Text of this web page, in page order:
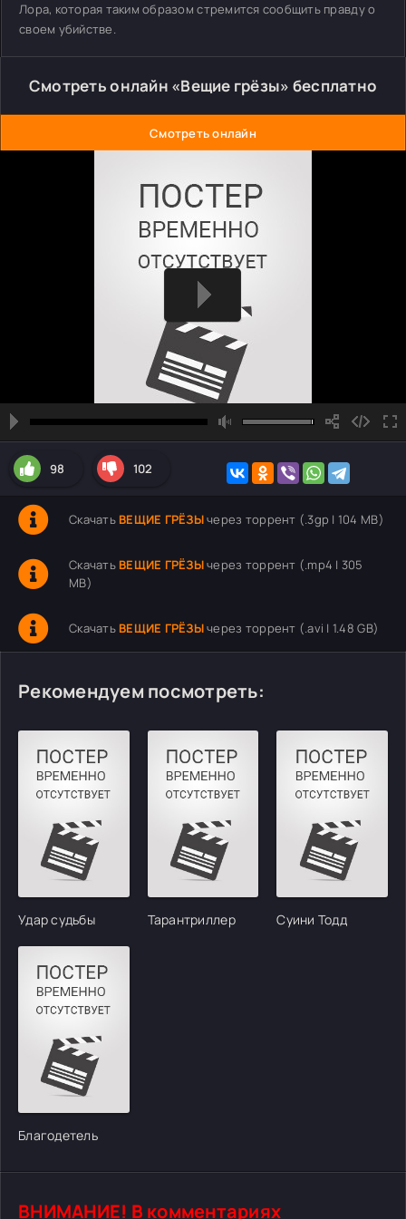
Лора, которая таким образом стремится сообщить правду о
своем убийстве.
Смотреть онлайн «Вещие грёзы» бесплатно
Смотреть онлайн
98 102
Скачать ВЕЩИЕ ГРЁЗЫчерез торрент (.3gp | 104 MB)
Скачать ВЕЩИЕ ГРЁЗЫчерез торрент (.mp4 | 305
MB)
Скачать ВЕЩИЕ ГРЁЗЫчерез торрент (.avi | 1.48 GB)
Рекомендуем посмотреть:
Удар судьбы Тарантриллер Суини Тодд
Благодетель
ВНИМАНИЕ! В комментариях